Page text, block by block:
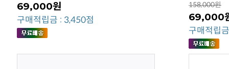
69,000원
구매적립금 : 3,450점
158,000원
69,000
구매적립